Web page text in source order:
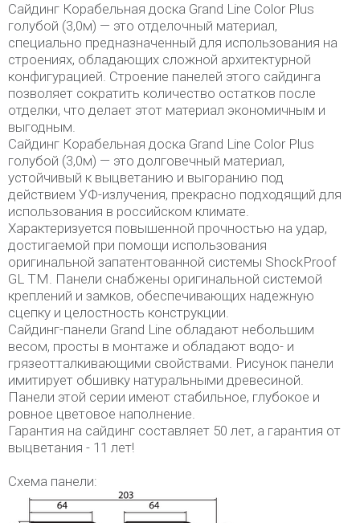
Сайдинг Корабельная доска Grand Line Color Plus
голубой (3,0м) — это отделочный материал,
специально предназначенный для использования на
строениях, обладающих сложной архитектурной
конфигурацией. Строение панелей этого сайдинга
позволяет сократить количество остатков после
отделки, что делает этот материал экономичным и
выгодным.
Сайдинг Корабельная доска Grand Line Color Plus
голубой (3,0м) — это долговечный материал,
устойчивый к выцветанию и выгоранию под
действием УФ-излучения, прекрасно подходящий для
использования в российском климате.
Характеризуется повышенной прочностью на удар,
достигаемой при помощи использования
оригинальной запатентованной системы ShockProof
GL TM. Панели снабжены оригинальной системой
креплений и замков, обеспечивающих надежную
сцепку и целостность конструкции.
Сайдинг-панели Grand Line обладают небольшим
весом, просты в монтаже и обладают водо- и
грязеотталкивающими свойствами. Рисунок панели
имитирует обшивку натуральными древесиной.
Панели этой серии имеют стабильное, глубокое и
ровное цветовое наполнение.
Гарантия на сайдинг составляет 50 лет, а гарантия от
выцветания - 11 лет!
Схема панели: